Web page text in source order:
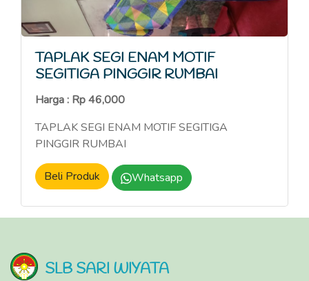
TAPLAK SEGI ENAM MOTIF
SEGITIGA PINGGIR RUMBAI
Harga : Rp 46,000
TAPLAK SEGI ENAM MOTIF SEGITIGA
PINGGIR RUMBAI
Beli Produk Whatsapp
SLB SARI WIYATA